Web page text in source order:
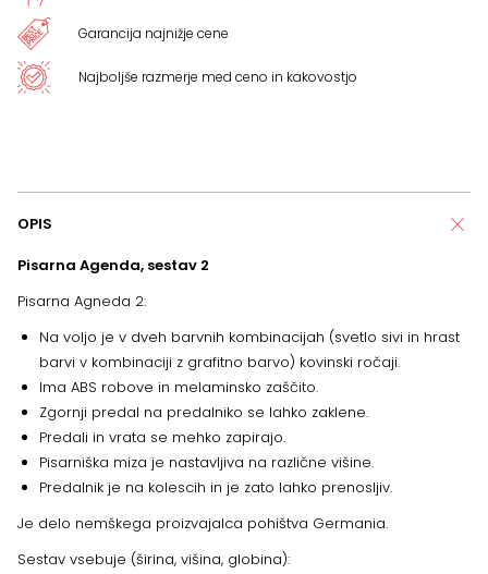
Garancija najnižje cene
Najboljše razmerje med ceno in kakovostjo
OPIS
Pisarna Agenda, sestav 2
Pisarna Agneda 2:
Na voljo je v dveh barvnih kombinacijah (svetlo sivi in hrast
barvi v kombinaciji z grafitno barvo) kovinski ročaji.
Ima ABS robove in melaminsko zaščito.
Zgornji predal na predalniko se lahko zaklene.
Predali in vrata se mehko zapirajo.
Pisarniška miza je nastavljiva na različne višine.
Predalnik je na kolescih in je zato lahko prenosljiv.
Je delo nemškega proizvajalca pohištva Germania.
Sestav vsebuje (širina, višina, globina):